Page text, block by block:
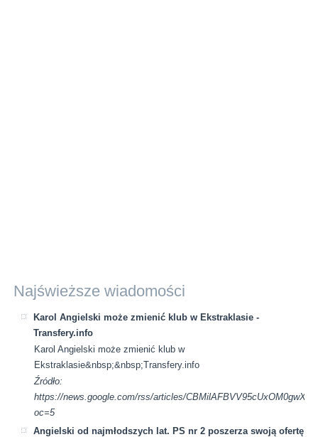
Najświeższe wiadomości
Karol Angielski może zmienić klub w Ekstraklasie -
Transfery.info
Karol Angielski może zmienić klub w
Ekstraklasie&nbsp;&nbsp;Transfery.info
Źródło:
https://news.google.com/rss/articles/
oc=5
Angielski od najmłodszych lat. PS nr 2 poszerza swoją ofertę